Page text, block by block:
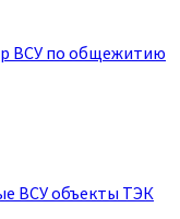
ВСУ по общежитию
ВСУ объекты ТЭК